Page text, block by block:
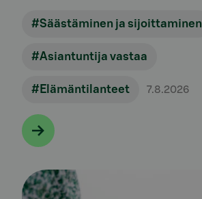
#Säästäminen ja sijoittaminen
#Asiantuntija vastaa
#Elämäntilanteet 7.8.2026